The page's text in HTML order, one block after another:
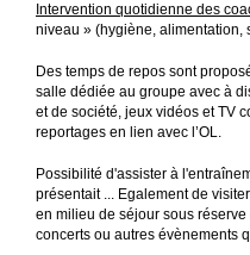
Intervention quotidienne des
niveau » (hygiène, alimentation,
Des temps de repos sont
salle dédiée au groupe avec à
et de société, jeux vidéos et TV
reportages en lien avec l’OL.
Possibilité d'assister à
présentait ... Egalement de
en milieu de séjour sous
concerts ou autres évènements